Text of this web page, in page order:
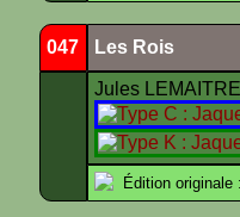
047 Les Rois
Jules LEMAITRE
Édition originale :